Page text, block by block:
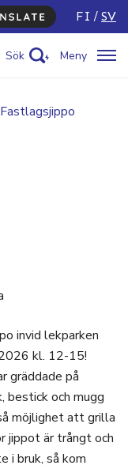
FI SV
Sök Meny
Fastlagsjippo
invid lekparken
kl. 12-15!
gräddade på
bestick och mugg
möjlighet att grilla
jippot är trångt och
i bruk, så kom